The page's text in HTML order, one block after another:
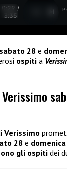
0:30 /
3:35
sabato 28 e
ospiti a
Verissimo
28 e
gli ospiti dei